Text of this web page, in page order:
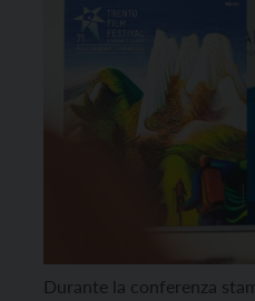
Durante la conferenza